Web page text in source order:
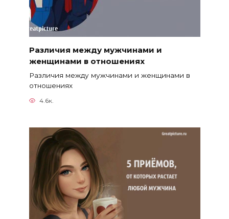
Различия между мужчинами и
женщинами в отношениях
Различия между мужчинами и женщинами в
отношениях
4.6к.